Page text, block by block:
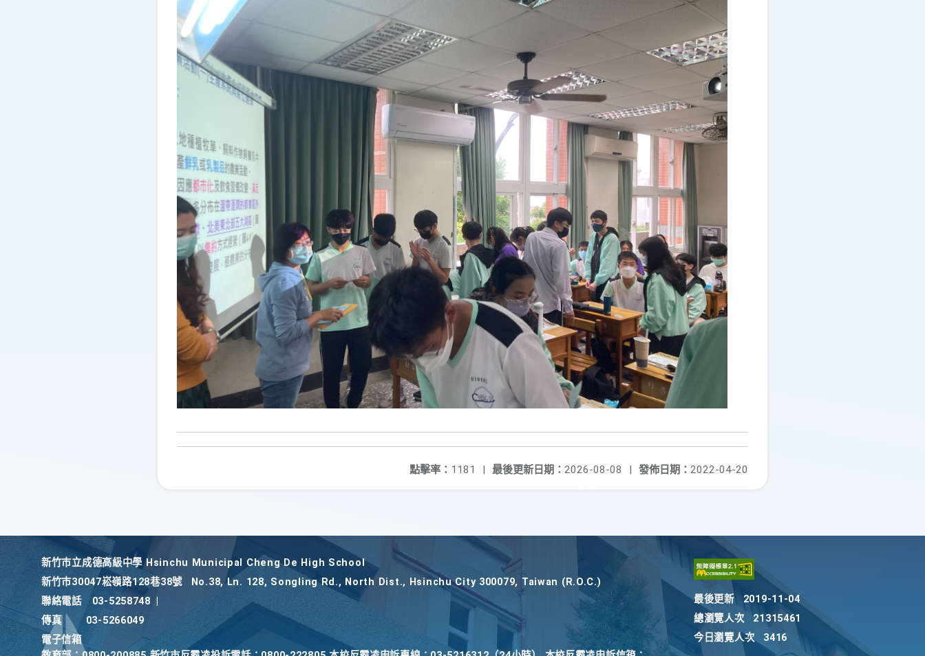
發佈日期： 2022-04-20
最後更新日期： 2026-08-08 |
點擊率： 1181 |
新竹巿立成德高級中學 Hsinchu Municipal Cheng De High School
新竹巿30047崧嶺路128巷38號
No.38, Ln. 128, Songling Rd., North Dist., Hsinchu City 300079, Taiwan (R.O.C.)
聯絡電話
03-5258748
傳真
03-5266049
電子信箱
最後更新
2019-11-04
總瀏覽人次
21315461
今日瀏覽人次
3416